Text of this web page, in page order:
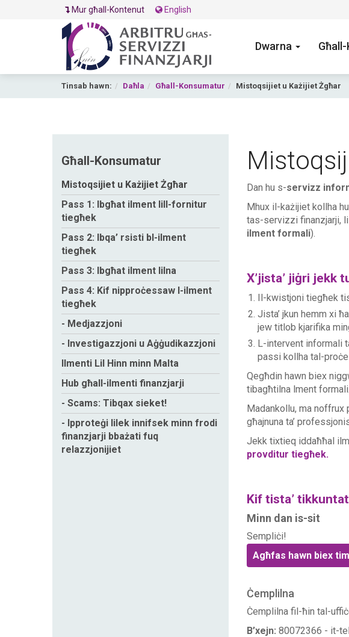
Mur għall-Kontenut English
Dwarna
Tinsab hawn: Daħla Għall-Konsumatur Mistoqsijiet u Każijiet Żgħar
Għall-Konsumatur
Mistoqsijiet u Każijiet Żgħar
Pass 1: Ibgħat ilment lill-fornitur
tiegħek
Pass 2: Ibqa’ rsisti bl-ilment
tiegħek
Pass 3: Ibgħat ilment lilna
Pass 4: Kif nipproċessaw l-ilment
tiegħek
- Medjazzjoni
- Investigazzjoni u Aġġudikazzjoni
Ilmenti Lil Hinn minn Malta
Hub għall-ilmenti finanzjarji
- Scams: Tibqax sieket!
- Ipproteġi lilek innifsek minn frodi
finanzjarji bbażati fuq
relazzjonijiet
Dan hu s-servizz
Mhux il-każijiet kollha
tas-servizzi finanzjarji,
ilment formali).
X’jista’ jiġri jekk
Il-kwistjoni tiegħek
Jista’ jkun hemm xi
jew titlob kjarifika
L-intervent informali
passi kollha tal-
Qegħdin hawn biex
tibagħtilna lment formali.
Madankollu, ma
għajnuna ta’
Jekk tixtieq iddaħħal
provditur tiegħek.
Kif tista’
Minn dan is-sit
Sempliċi!
Agħfas hawn biex
Ċemplilna
Ċemplilna fil-ħin tal-
B’xejn: 80072366 - it-